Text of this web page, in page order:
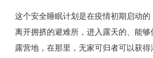
这个安全睡眠计划是在疫情初期启动的
离开拥挤的避难所，进入露天的、能够
露营地，在那里，无家可归者可以获